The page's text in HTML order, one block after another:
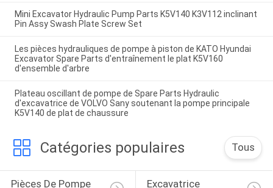
Mini Excavator Hydraulic Pump Parts K5V140 K3V112 inclinant
Pin Assy Swash Plate Screw Set
Les pièces hydrauliques de pompe à piston de KATO Hyundai
Excavator Spare Parts d'entraînement le plat K5V160
d'ensemble d'arbre
Plateau oscillant de pompe de Spare Parts Hydraulic
d'excavatrice de VOLVO Sany soutenant la pompe principale
K5V140 de plat de chaussure
Catégories populaires Tous
Pièces De Pompe Excavatrice